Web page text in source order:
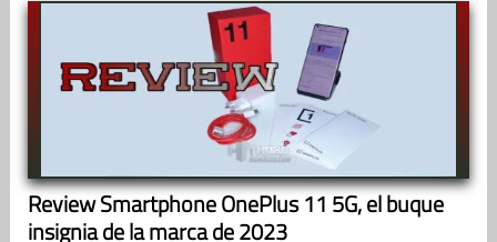
Review Smartphone OnePlus 11 5G, el buque
insignia de la marca de 2023